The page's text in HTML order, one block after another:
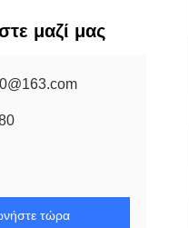
μαζί μας
τώρα